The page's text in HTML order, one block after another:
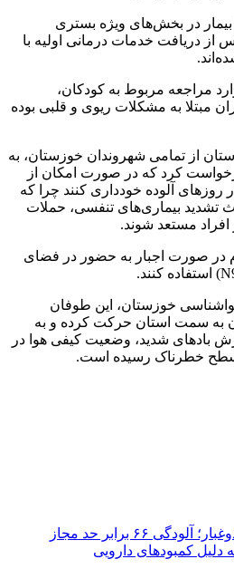
به گفته وی، از این تعداد، ۲۰ بیمار در بخش‌های ویژه بستری
از دریافت خدمات درمانی اولیه با
مراجعه مربوط به کودکان،
مبتلا به مشکلات ریوی و قلبی بوده
از تمامی شهروندان خوزستان، به
کرد که در صورت امکان از
آلوده خودداری کنند چرا که
تشدید بیماری‌های تنفسی، حملات
مستعد شوند.
در صورت اجبار به حضور در فضای
خوزستان، این طوفان
به سمت استان حرکت کرده و به
بادهای شدید، وضعیت کیفی هوا در
سطح خطرناک رسیده است.
۶۶ برابر حد مجاز